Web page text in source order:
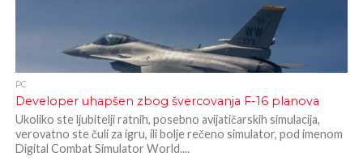
PC
Developer uhapšen zbog švercovanja F-16 planova
Ukoliko ste ljubitelji ratnih, posebno avijatičarskih simulacija,
verovatno ste čuli za igru, ili bolje rečeno simulator, pod imenom
Digital Combat Simulator World....